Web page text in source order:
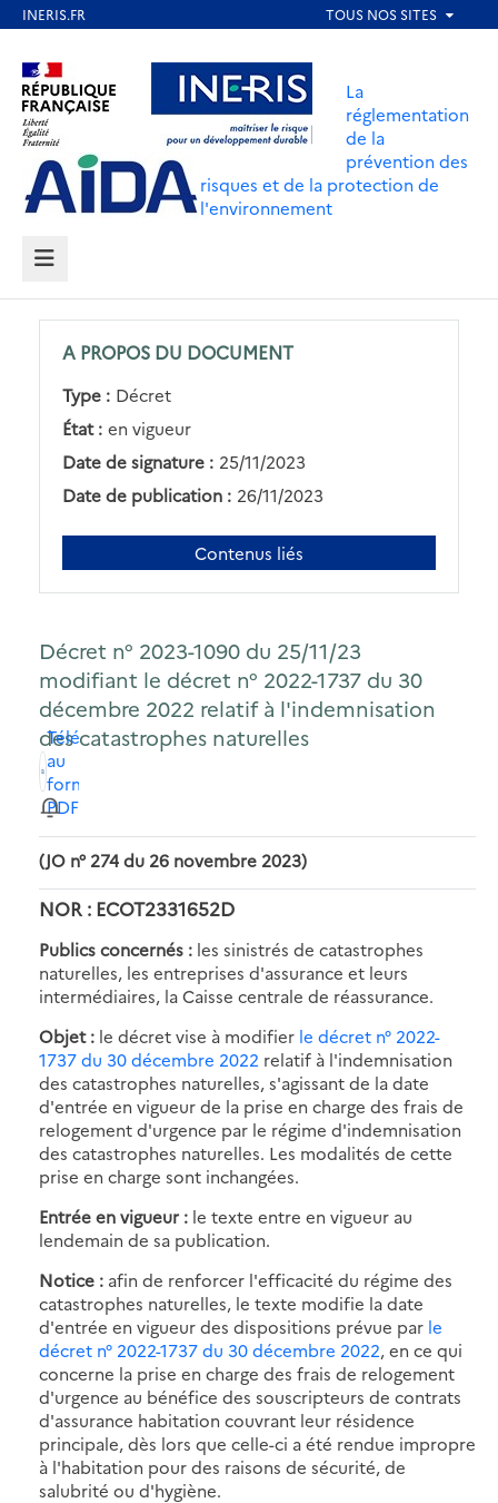
contenu
principal
Aller au contenu Aller au menu
Aller au pied de page
La
réglementation
de la
prévention des
risques et de la protection de
l'environnement
MENU
A PROPOS DU DOCUMENT
Type : Décret
État : en vigueur
Date de signature : 25/11/2023
Date de publication : 26/11/2023
Contenus liés
Décret n° 2023-1090 du 25/11/23
modifiant le décret n° 2022-1737 du 30
décembre 2022 relatif à l'indemnisation
des catastrophes naturelles
Télécharger
au
format
PDF
(JO n° 274 du 26 novembre 2023)
NOR : ECOT2331652D
Publics concernés : les sinistrés de catastrophes
naturelles, les entreprises d'assurance et leurs
intermédiaires, la Caisse centrale de réassurance.
Objet : le décret vise à modifier le décret n° 2022-
1737 du 30 décembre 2022 relatif à l'indemnisation
des catastrophes naturelles, s'agissant de la date
d'entrée en vigueur de la prise en charge des frais de
relogement d'urgence par le régime d'indemnisation
des catastrophes naturelles. Les modalités de cette
prise en charge sont inchangées.
Entrée en vigueur : le texte entre en vigueur au
lendemain de sa publication.
Notice : afin de renforcer l'efficacité du régime des
catastrophes naturelles, le texte modifie la date
d'entrée en vigueur des dispositions prévue par le
décret n° 2022-1737 du 30 décembre 2022, en ce qui
concerne la prise en charge des frais de relogement
d'urgence au bénéfice des souscripteurs de contrats
d'assurance habitation couvrant leur résidence
principale, dès lors que celle-ci a été rendue impropre
à l'habitation pour des raisons de sécurité, de
salubrité ou d'hygiène.